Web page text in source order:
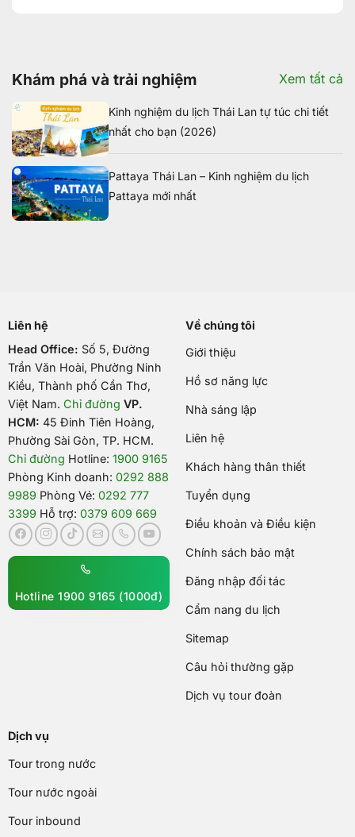
Khám phá và trải nghiệm Xem tất cả
Kinh nghiệm du lịch Thái Lan tự túc chi tiết
nhất cho bạn (2026)
Pattaya Thái Lan – Kinh nghiệm du lịch
Pattaya mới nhất
Liên hệ
Head Office: Số 5, Đường
Trần Văn Hoài, Phường Ninh
Kiều, Thành phố Cần Thơ,
Việt Nam. Chỉ đường VP.
HCM: 45 Đinh Tiên Hoàng,
Phường Sài Gòn, TP. HCM.
Chỉ đường Hotline: 1900 9165
Phòng Kinh doanh: 0292 888
9989 Phòng Vé: 0292 777
3399 Hỗ trợ: 0379 609 669
Hotline 1900 9165 (1000đ)
Về chúng tôi
Giới thiệu
Hồ sơ năng lực
Nhà sáng lập
Liên hệ
Khách hàng thân thiết
Tuyển dụng
Điều khoản và Điều kiện
Chính sách bảo mật
Đăng nhập đối tác
Cẩm nang du lịch
Sitemap
Câu hỏi thường gặp
Dịch vụ tour đoàn
Dịch vụ
Tour trong nước
Tour nước ngoài
Tour inbound